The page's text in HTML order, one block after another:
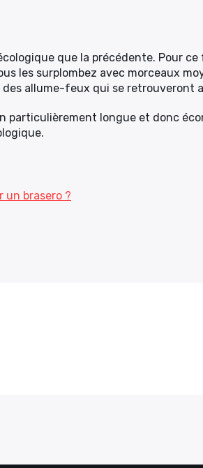
que la précédente. Pour
les surplombez avec morceaux
allume-feux qui se retrouveront
particulièrement longue et donc
un brasero ?